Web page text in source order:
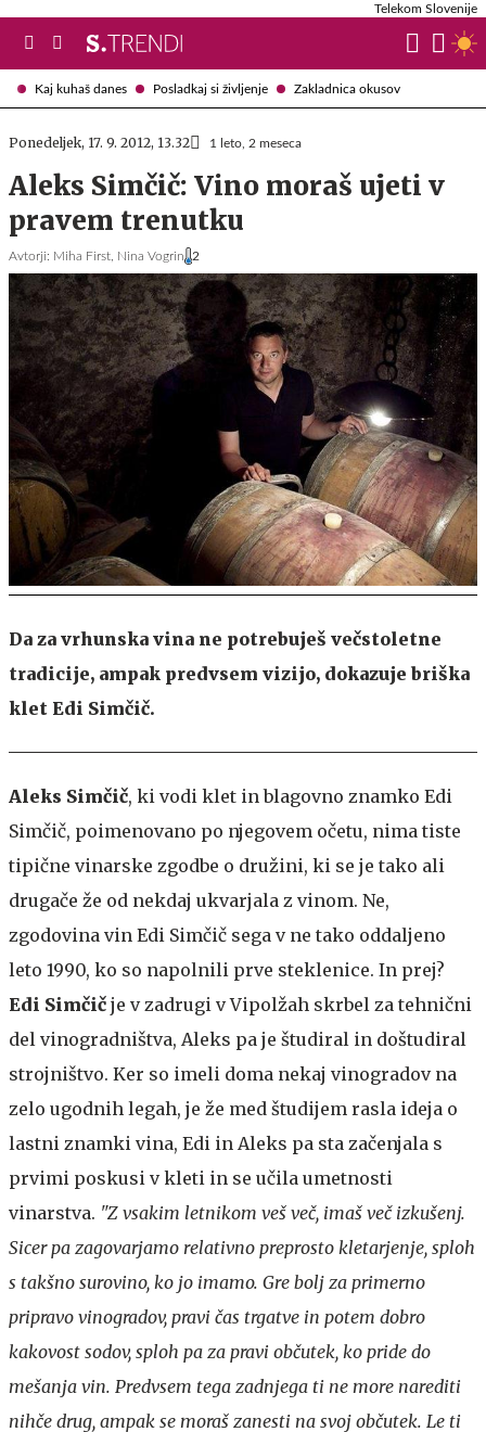
Kaj kuhaš danes Posladkaj si življenje Zakladnica okusov
Telekom Slovenije
Ponedeljek, 17. 9. 2012, 13.32 1 leto, 2 meseca
Aleks Simčič: Vino moraš ujeti v
pravem trenutku
Avtorji: Miha First, Nina Vogrin 2
Da za vrhunska vina ne potrebuješ večstoletne
tradicije, ampak predvsem vizijo, dokazuje briška
klet Edi Simčič.
Aleks Simčič, ki vodi klet in blagovno znamko Edi
Simčič, poimenovano po njegovem očetu, nima tiste
tipične vinarske zgodbe o družini, ki se je tako ali
drugače že od nekdaj ukvarjala z vinom. Ne,
zgodovina vin Edi Simčič sega v ne tako oddaljeno
leto 1990, ko so napolnili prve steklenice. In prej?
Edi Simčič je v zadrugi v Vipolžah skrbel za tehnični
del vinogradništva, Aleks pa je študiral in doštudiral
strojništvo. Ker so imeli doma nekaj vinogradov na
zelo ugodnih legah, je že med študijem rasla ideja o
lastni znamki vina, Edi in Aleks pa sta začenjala s
prvimi poskusi v kleti in se učila umetnosti
vinarstva. "Z vsakim letnikom veš več, imaš več izkušenj.
Sicer pa zagovarjamo relativno preprosto kletarjenje, sploh
s takšno surovino, ko jo imamo. Gre bolj za primerno
pripravo vinogradov, pravi čas trgatve in potem dobro
kakovost sodov, sploh pa za pravi občutek, ko pride do
mešanja vin. Predvsem tega zadnjega ti ne more narediti
nihče drug, ampak se moraš zanesti na svoj občutek. Le ti